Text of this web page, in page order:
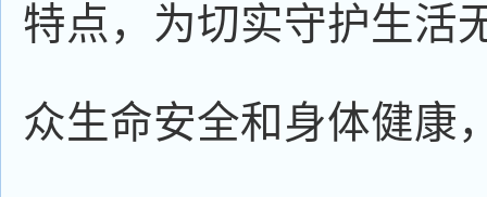
特点，为切实守护生活
众生命安全和身体健康